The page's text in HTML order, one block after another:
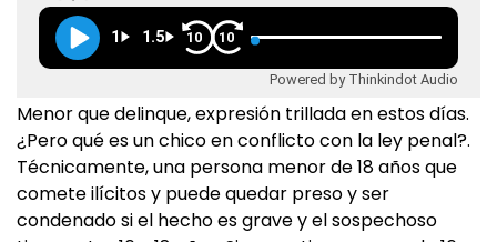
1 1.5 10 10
Powered by Thinkindot Audio
Menor que delinque, expresión trillada en estos días.
¿Pero qué es un chico en conflicto con la ley penal?.
Técnicamente, una persona menor de 18 años que
comete ilícitos y puede quedar preso y ser
condenado si el hecho es grave y el sospechoso